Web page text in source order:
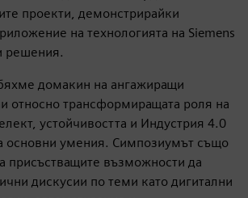
с провокиращи мисли дискусии,
в индустрията, изследващи как
бъдещето на образованието и
сила. Нашите партньори и
споделиха информация за
на учебни програми и